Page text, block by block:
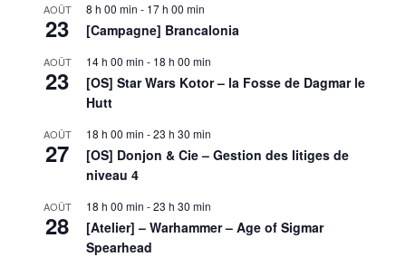
AOÛT
23
8 h 00 min - 17 h 00 min
[Campagne] Brancalonia
AOÛT
23
14 h 00 min - 18 h 00 min
[OS] Star Wars Kotor – la Fosse de Dagmar le
Hutt
AOÛT
27
18 h 00 min -23 h 30 min
[OS] Donjon & Cie – Gestion des litiges de
niveau 4
AOÛT
28
18 h 00 min -23 h 30 min
[Atelier] – Warhammer – Age of Sigmar
Spearhead